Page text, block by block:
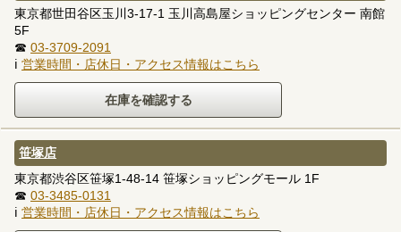
東京都世田谷区玉川3-17-1 玉川高島屋ショッピングセンター 南館
5F
☎ 03-3709-2091
ℹ 営業時間・店休日・アクセス情報はこちら
笹塚店
東京都渋谷区笹塚1-48-14 笹塚ショッピングモール 1F
☎ 03-3485-0131
ℹ 営業時間・店休日・アクセス情報はこちら